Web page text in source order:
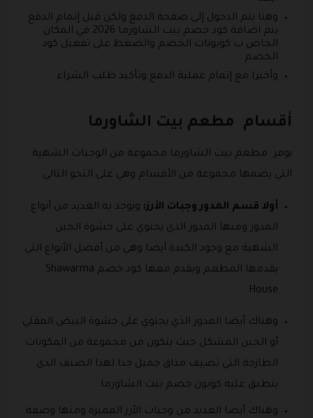
وهنا يتم الدخول إلى صفحة الدفع ولكن قبل إتمام الدفع
يتم اضافة كود خصم بيت الشاورما 2026 في المكان
الخاص ب كوبونات الخصم والضغط على تفعيل كود
الخصم .
وأخيرا مع إتمام عملية الدفع وتأكيد طلب الشراء .
أقسام مطعم بيت الشاورما
يوفر مطعم بيت الشاورما مجموعة من الوجبات الشهية
التي يضمها مجموعة من الأقسام وهي على النحو التالي:
أولا قسم المدور وجبات الأرز: ويوجد به العديد من أنواع
المدور ومنها المدور الذي يحتوي على حشوة الجبن
الشهية مع وجود الكبدة أيضا وهي من أفضل الأنواع التي
يقدمها المطعم ويقدم معها كود خصم Shawarma
House.
وهناك أيضا المدور الذي يحتوي على حشوة البيض المقلي
أو الجبن المشكل حيث يتكون من مجموعة من المكونات
الطازجة التي تضيف مذاق جميل جدا لهذا الصنف الذي
ينطبق عليه كوبون خصم بيت الشاورما.
وهناك أيضا العديد من وجبات الأرز المميزة ومنها وصفة